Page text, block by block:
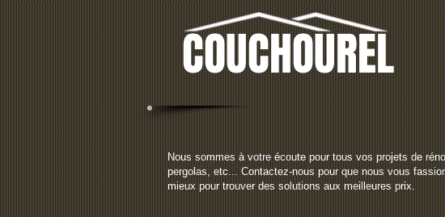
COUCHOUREL
Nous sommes à votre écoute pour tous vos projets de
pergolas, etc... Contactez-nous pour que nous vous
mieux pour trouver des solutions aux meilleures prix.